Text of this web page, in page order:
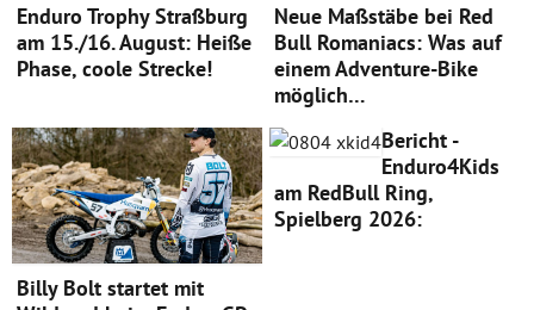
Enduro Trophy Straßburg
am 15./16. August: Heiße
Phase, coole Strecke!
Neue Maßstäbe bei Red
Bull Romaniacs: Was auf
einem Adventure-Bike
möglich…
Billy Bolt startet mit
Bericht -
Enduro4Kids
am RedBull Ring,
Spielberg 2026: